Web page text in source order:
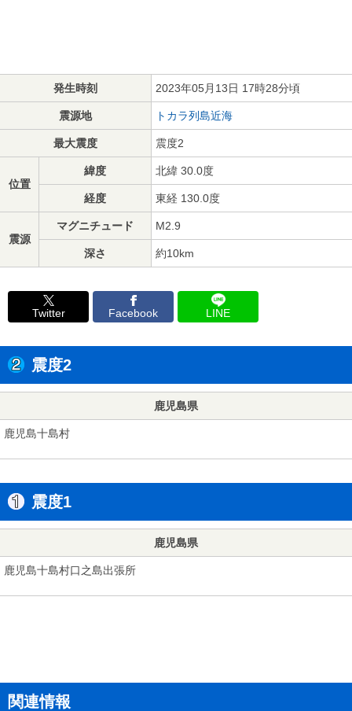
発生時刻 2023年05月13日 17時28分頃
震源地 トカラ列島近海
最大震度 震度2
位置
緯度 北緯 30.0度
経度 東経 130.0度
震源
マグニチュード M2.9
深さ 約10km
Twitter Facebook LINE
震度2
鹿児島県
鹿児島十島村
震度1
鹿児島県
鹿児島十島村口之島出張所
関連情報